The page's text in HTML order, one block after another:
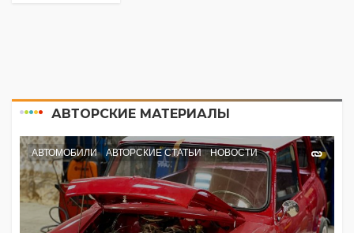
АВТОРСКИЕ МАТЕРИАЛЫ
АВТОМОБИЛИ АВТОРСКИЕ СТАТЬИ НОВОСТИ